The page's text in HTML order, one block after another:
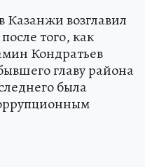
возглавил
того, как
Кондратьев
главу района
была